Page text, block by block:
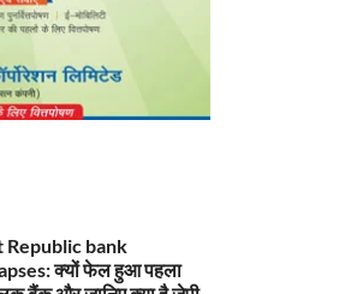
Republic bank
क्यों फेल हुआ पहला